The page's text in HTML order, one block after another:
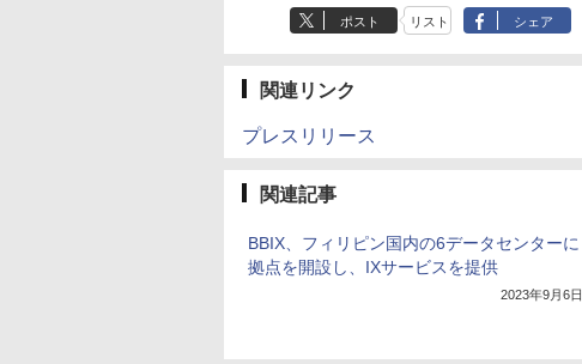
ポスト リスト シェア
関連リンク
プレスリリース
関連記事
BBIX、フィリピン国内の6データセンターに
拠点を開設し、IXサービスを提供
2023年9月6日